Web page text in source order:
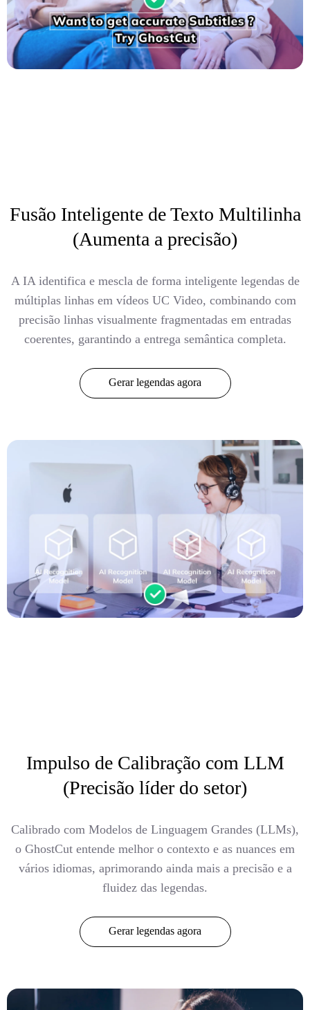
Fusão Inteligente de Texto Multilinha
(Aumenta a precisão)
A IA identifica e mescla de forma inteligente legendas de
múltiplas linhas em vídeos UC Video, combinando com
precisão linhas visualmente fragmentadas em entradas
coerentes, garantindo a entrega semântica completa.
Gerar legendas agora
Impulso de Calibração com LLM
(Precisão líder do setor)
Calibrado com Modelos de Linguagem Grandes (LLMs),
o GhostCut entende melhor o contexto e as nuances em
vários idiomas, aprimorando ainda mais a precisão e a
fluidez das legendas.
Gerar legendas agora